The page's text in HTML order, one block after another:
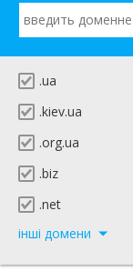
.ua
.kiev.ua
.org.ua
.biz
.net
інші домени